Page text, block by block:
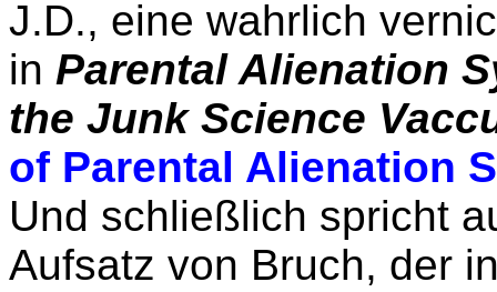
J.D., eine wahrlich
in Parental Alienation
the Junk Science
of Parental Alienation
Und schließlich spricht
Aufsatz von Bruch, der